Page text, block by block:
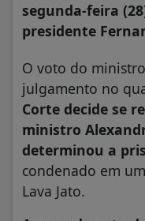
segunda-feira
presidente
O voto do
julgamento no
Corte decide se
ministro
determinou a
condenado em
Lava Jato.